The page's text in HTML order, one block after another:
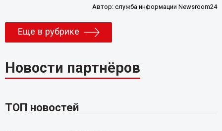
Автор:служба информации Newsroom24
Еще в рубрике
Новости партнёров
ТОП новостей